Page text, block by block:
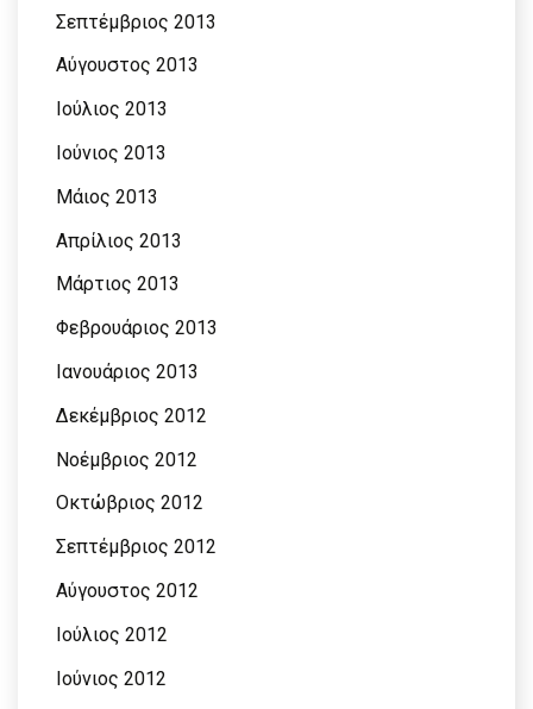
Σεπτέμβριος 2013
Αύγουστος 2013
Ιούλιος 2013
Ιούνιος 2013
Μάιος 2013
Απρίλιος 2013
Μάρτιος 2013
Φεβρουάριος 2013
Ιανουάριος 2013
Δεκέμβριος 2012
Νοέμβριος 2012
Οκτώβριος 2012
Σεπτέμβριος 2012
Αύγουστος 2012
Ιούλιος 2012
Ιούνιος 2012